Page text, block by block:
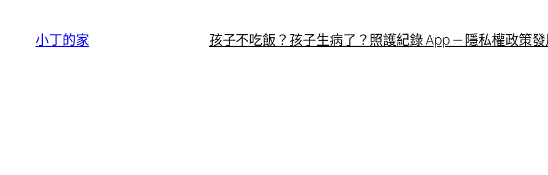
小丁的家 孩子不吃飯？ 孩子生病了？照護紀錄 App — 隱私權政策